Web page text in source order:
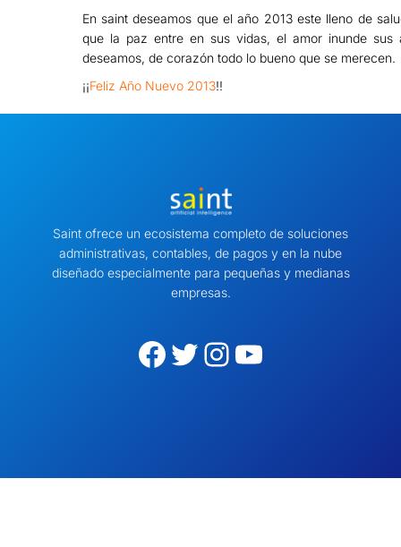
En saint deseamos que el año 2013 este lleno de
que la paz entre en sus vidas, el amor inunde
deseamos, de corazón todo lo bueno que se merecen.
¡¡Feliz Año Nuevo 2013!!
Saint ofrece un ecosistema completo de soluciones
administrativas, contables, de pagos y en la nube
diseñado especialmente para pequeñas y medianas
empresas.
Facebook Twitter Instagram YouTube